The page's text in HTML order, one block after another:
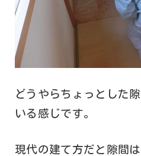
どうやらちょっとした
いる感じです。
現代の建て方だと隙間